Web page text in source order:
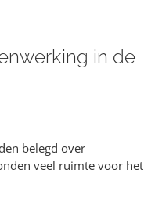
in de
belegd over
veel ruimte voor het